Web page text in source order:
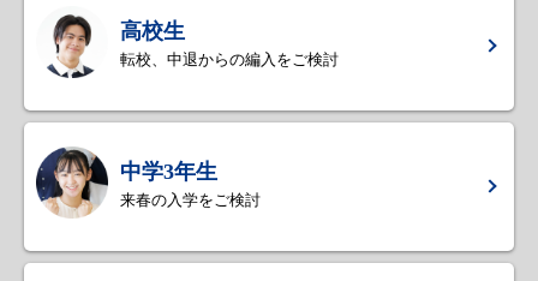
高校生
転校、中退からの編入をご検討
中学3年生
来春の入学をご検討